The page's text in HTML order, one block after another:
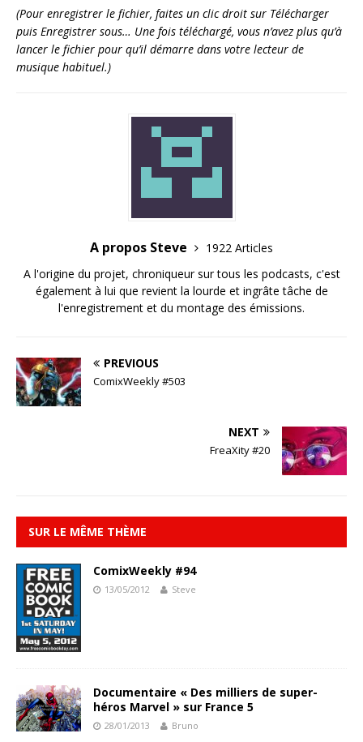
(Pour enregistrer le fichier, faites un clic droit sur Télécharger
puis Enregistrer sous… Une fois téléchargé, vous n’avez plus qu’à
lancer le fichier pour qu’il démarre dans votre lecteur de
musique habituel.)
A propos Steve
1922 Articles
A l'origine du projet, chroniqueur sur tous les podcasts, c'est
également à lui que revient la lourde et ingrâte tâche de
l'enregistrement et du montage des émissions.
PREVIOUS
ComixWeekly #503
NEXT
FreaXity #20
SUR LE MÊME THÈME
ComixWeekly #94
13/05/2012 Steve
Documentaire « Des milliers de super-
héros Marvel » sur France 5
28/01/2013 Bruno